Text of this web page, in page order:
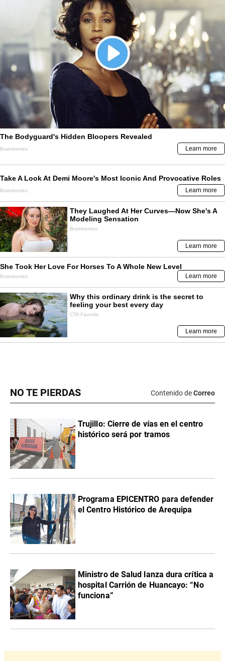
NO TE PIERDAS Contenido deCorreo
Trujillo: Cierre de vías en el centro
histórico será por tramos
Programa EPICENTRO para defender
el Centro Histórico de Arequipa
Ministro de Salud lanza dura crítica a
hospital Carrión de Huancayo: “No
funciona”